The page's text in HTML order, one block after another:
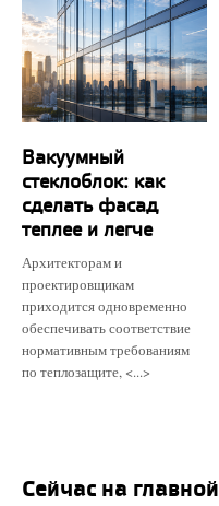
Вакуумный
стеклоблок: как
сделать фасад
теплее и легче
Архитекторам и
проектировщикам
приходится одновременно
обеспечивать соответствие
нормативным требованиям
по теплозащите, <...>
Сейчас на главной